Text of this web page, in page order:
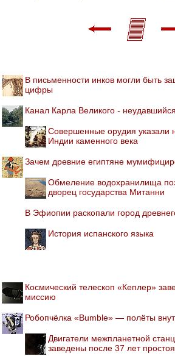
В письменности инков могли быть
цифры
Канал Карла Великого -
Совершенные орудия указали
Индии каменного века
Зачем древние египтяне
Обмеление водохранилища
дворец государства Митанни
В Эфиопии раскопали город
История испанского языка
Космический телескоп «Кеплер»
миссию
Робопчёлка «Bumble» — полёты
Двигатели межпланетной
заведены после 37 лет простоя